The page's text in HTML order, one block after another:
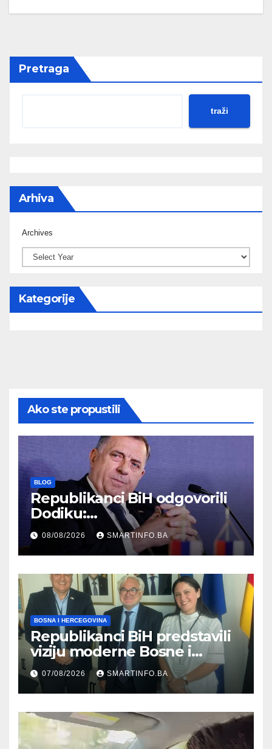
Pretraga
traži
Arhiva
Archives
Kategorije
Ako ste propustili
BLOG
Republikanci BiH odgovorili
Dodiku:
Bosanskohercegovačka
kultura postoji i pripada svim
građanima
08/08/2026 SMARTINFO.BA
BOSNA I HERCEGOVINA
Republikanci BiH predstavili
viziju moderne Bosne i
Hercegovine ambasadoru
Njemačke
07/08/2026 SMARTINFO.BA